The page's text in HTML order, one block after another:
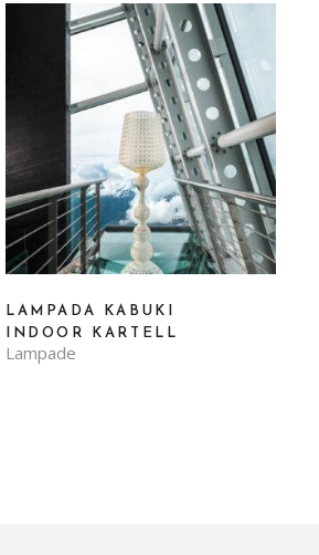
LAMPADA KABUKI
INDOOR KARTELL
Lampade